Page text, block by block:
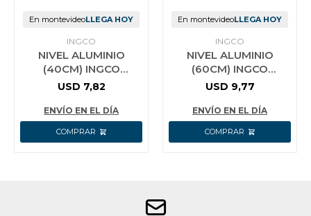
En montevideoLLEGA HOY
INGCO
NIVEL ALUMINIO
(40CM) INGCO
HSL18040 AMARRILO
USD 7,82
ENVÍO EN EL DÍA
En montevideoLLEGA HOY
INGCO
NIVEL ALUMINIO
(60CM) INGCO
HSL18060 AMARRILO
USD 9,77
ENVÍO EN EL DÍA